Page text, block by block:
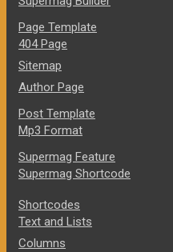
Page Template
404 Page
Sitemap
Author Page
Post Template
Mp3 Format
Supermag Feature
Supermag Shortcode
Shortcodes
Text and Lists
Columns